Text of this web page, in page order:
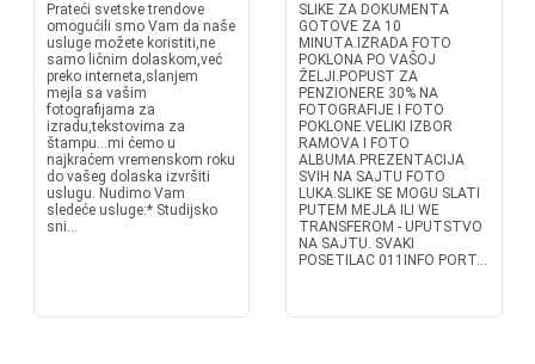
Prateći svetske trendove
omogućili smo Vam da naše
usluge možete koristiti,ne
samo ličnim dolaskom,već
preko interneta,slanjem
mejla sa vašim
fotografijama za
izradu,tekstovima za
štampu...mi ćemo u
najkraćem vremenskom roku
do vašeg dolaska izvršiti
uslugu. Nudimo Vam
sledeće usluge:* Studijsko
sni...
SLIKE ZA DOKUMENTA
GOTOVE ZA 10
MINUTA.IZRADA FOTO
POKLONA PO VAŠOJ
ŽELJI.POPUST ZA
PENZIONERE 30% NA
FOTOGRAFIJE I FOTO
POKLONE.VELIKI IZBOR
RAMOVA I FOTO
ALBUMA.PREZENTACIJA
SVIH NA SAJTU FOTO
LUKA.SLIKE SE MOGU SLATI
PUTEM MEJLA ILI WE
TRANSFEROM - UPUTSTVO
NA SAJTU. SVAKI
POSETILAC 011INFO PORT...